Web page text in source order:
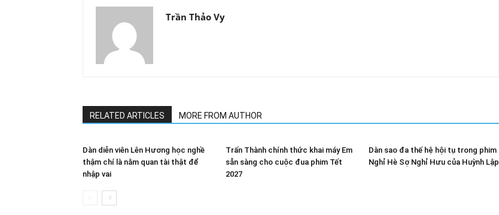
Trần Thảo Vy
RELATED ARTICLES MORE FROM AUTHOR
Dàn diễn viên Lên Hương học nghề
thậm chí là nằm quan tài thật để
nhập vai
Trấn Thành chính thức khai máy Em
sẵn sàng cho cuộc đua phim Tết
2027
Dàn sao đa thế hệ hội tụ trong phim
Nghỉ Hè Sợ Nghỉ Hưu của Huỳnh Lập